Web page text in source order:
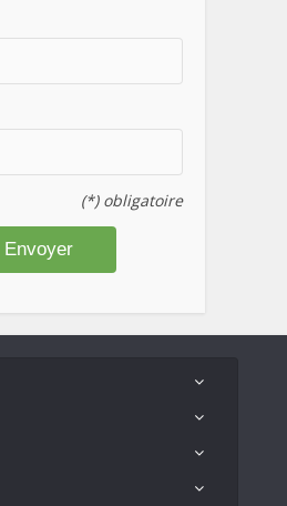
(*) obligatoire